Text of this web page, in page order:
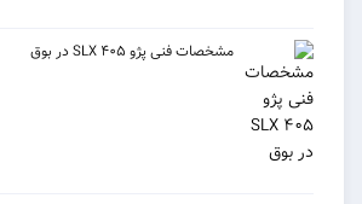
مشخصات فنی پژو ۴۰۵ SLX در بوق